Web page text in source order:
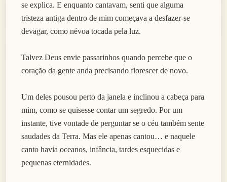
se explica. E enquanto cantavam, senti que alguma
tristeza antiga dentro de mim começava a desfazer-se
devagar, como névoa tocada pela luz.
Talvez Deus envie passarinhos quando percebe que o
coração da gente anda precisando florescer de novo.
Um deles pousou perto da janela e inclinou a cabeça para
mim, como se quisesse contar um segredo. Por um
instante, tive vontade de perguntar se o céu também sente
saudades da Terra. Mas ele apenas cantou… e naquele
canto havia oceanos, infância, tardes esquecidas e
pequenas eternidades.